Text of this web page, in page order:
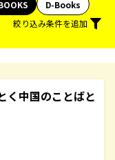
D-Books
絞り込み条件を追加
く中国のことばと